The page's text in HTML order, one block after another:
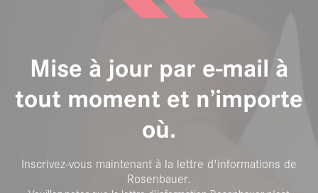
Mise à jour par e-mail à
tout moment et n’importe
où.
Inscrivez-vous maintenant à la lettre d'informations de
Rosenbauer.